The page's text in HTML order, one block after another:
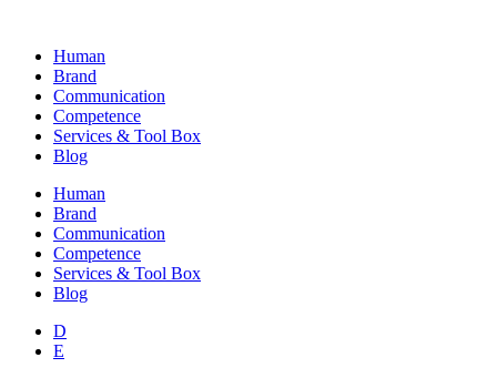
contentHuman
Brand
Communication
Competence
Services & Tool Box
Blog
Human
Brand
Communication
Competence
Services & Tool Box
Blog
D
E